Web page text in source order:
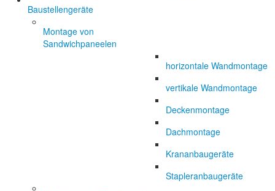
Baustellengeräte
Montage von
Sandwichpaneelen
horizontale Wandmontage
vertikale Wandmontage
Deckenmontage
Dachmontage
Krananbaugeräte
Stapleranbaugeräte